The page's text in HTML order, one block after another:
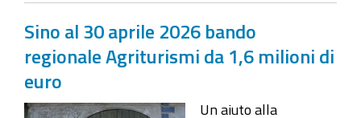
Sino al 30 aprile 2026 bando
regionale Agriturismi da 1,6 milioni di
euro
Un aiuto alla